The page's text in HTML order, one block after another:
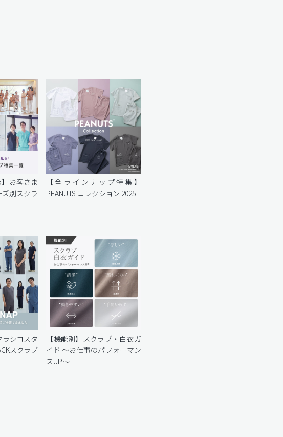
】お客さま
別スクラ
【全ラインナップ特集】
PEANUTS コレクション 2025
ラシコスタ
スクラブ
【機能別】スクラブ・白衣ガ
イド 〜お仕事のパフォーマン
スUP〜